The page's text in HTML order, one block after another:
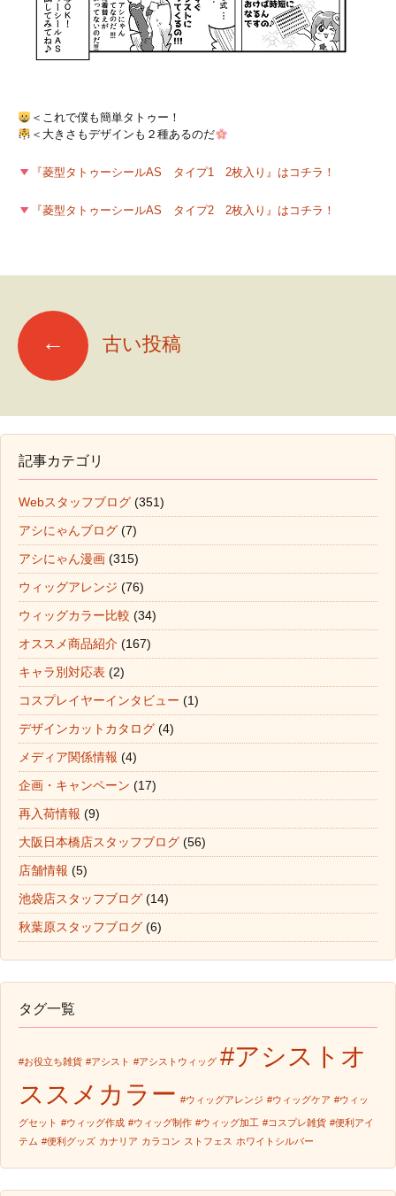
＜これで僕も簡単タトゥー！
＜大きさもデザインも２種あるのだ
『菱型タトゥーシールAS タイプ1 2枚入り』はコチラ！
『菱型タトゥーシールAS タイプ2 2枚入り』はコチラ！
投稿ナビゲーション
← 古い投稿
記事カテゴリ
Webスタッフブログ (351)
アシにゃんブログ (7)
アシにゃん漫画 (315)
ウィッグアレンジ (76)
ウィッグカラー比較 (34)
オススメ商品紹介 (167)
キャラ別対応表 (2)
コスプレイヤーインタビュー (1)
デザインカットカタログ (4)
メディア関係情報 (4)
企画・キャンペーン (17)
再入荷情報 (9)
大阪日本橋店スタッフブログ (56)
店舗情報 (5)
池袋店スタッフブログ (14)
秋葉原スタッフブログ (6)
タグ一覧
#お役立ち雑貨 #アシスト #アシストウィッグ #アシストオ
ススメカラー #ウィッグアレンジ #ウィッグケア #ウィッ
グセット #ウィッグ作成 #ウィッグ制作 #ウィッグ加工 #コスプレ雑貨 #便利アイ
テム #便利グッズ カナリア カラコン ストフェス ホワイトシルバー